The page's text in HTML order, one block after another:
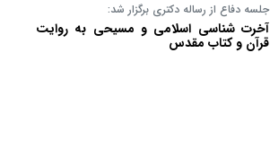
جلسه دفاع از رساله دکتری برگزار شد:
آخرت شناسی اسلامی و مسیحی به روایت
قرآن و کتاب مقدس